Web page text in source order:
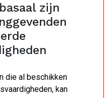
zijn
die al beschikken
kan